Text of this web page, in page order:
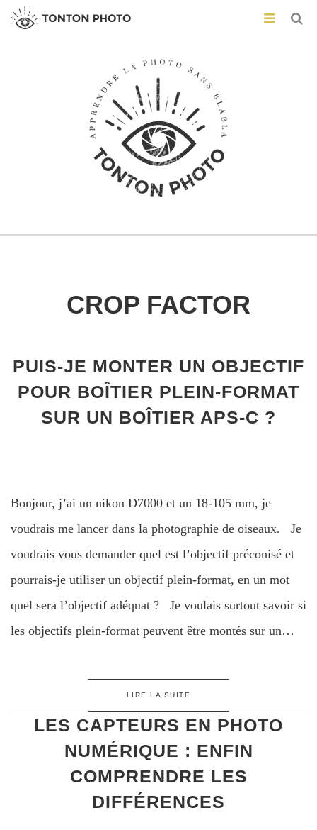
CROP FACTOR
PUIS-JE MONTER UN OBJECTIF
POUR BOÎTIER PLEIN-FORMAT
SUR UN BOÎTIER APS-C ?
Bonjour, j’ai un nikon D7000 et un 18-105 mm, je
voudrais me lancer dans la photographie de oiseaux. Je
voudrais vous demander quel est l’objectif préconisé et
pourrais-je utiliser un objectif plein-format, en un mot
quel sera l’objectif adéquat ? Je voulais surtout savoir si
les objectifs plein-format peuvent être montés sur un…
LIRE LA SUITE
LES CAPTEURS EN PHOTO
NUMÉRIQUE : ENFIN
COMPRENDRE LES
DIFFÉRENCES